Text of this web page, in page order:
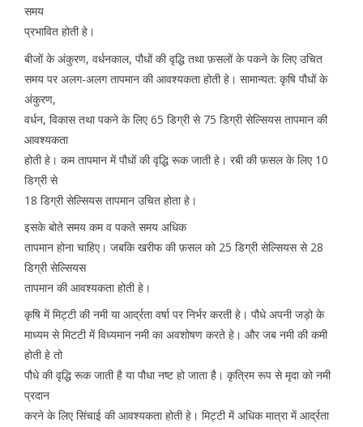
समय
प्रभावित होती हे।
बीजों के अंकुरण, वर्धनकाल, पौधों की वृद्धि तथा फ़सलों के पकने के लिए उचित
समय पर अलग-अलग तापमान की आवश्यकता होती हे। सामान्यत: कृषि पौधों के
अंकुरण,
वर्धन, विकास तथा पकने के लिए 65 डिग्री से 75 डिग्री सेल्सियस तापमान की
आवश्यकता
होती हे। कम तापमान में पौधों की वृद्धि रूक जाती हे। रबी की फ़सल के लिए 10
डिग्री से
18 डिग्री सेल्सियस तापमान उचित होता हे।
इसके बोते समय कम व पकते समय अधिक
तापमान होना चाहिए। जबकि खरीफ की फ़सल को 25 डिग्री सेल्सियस से 28
डिग्री सेल्सियस
तापमान की आवश्यकता होती हे।
कृषि में मिट्टी की नमी या आर्द्रता वर्षा पर निर्भर करती हे। पौधे अपनी जड़ो के
माध्यम से मिटटी में विध्यमान नमी का अवशोषण करते हे। और जब नमी की कमी
होती हे तो
पौधे की वृद्धि रूक जाती है या पौधा नष्ट हो जाता है। कृत्रिम रूप से मृदा को नमी
प्रदान
करने के लिए सिंचाई की आवश्यकता होती हे। मिट्टी में अधिक मात्रा में आर्द्रता